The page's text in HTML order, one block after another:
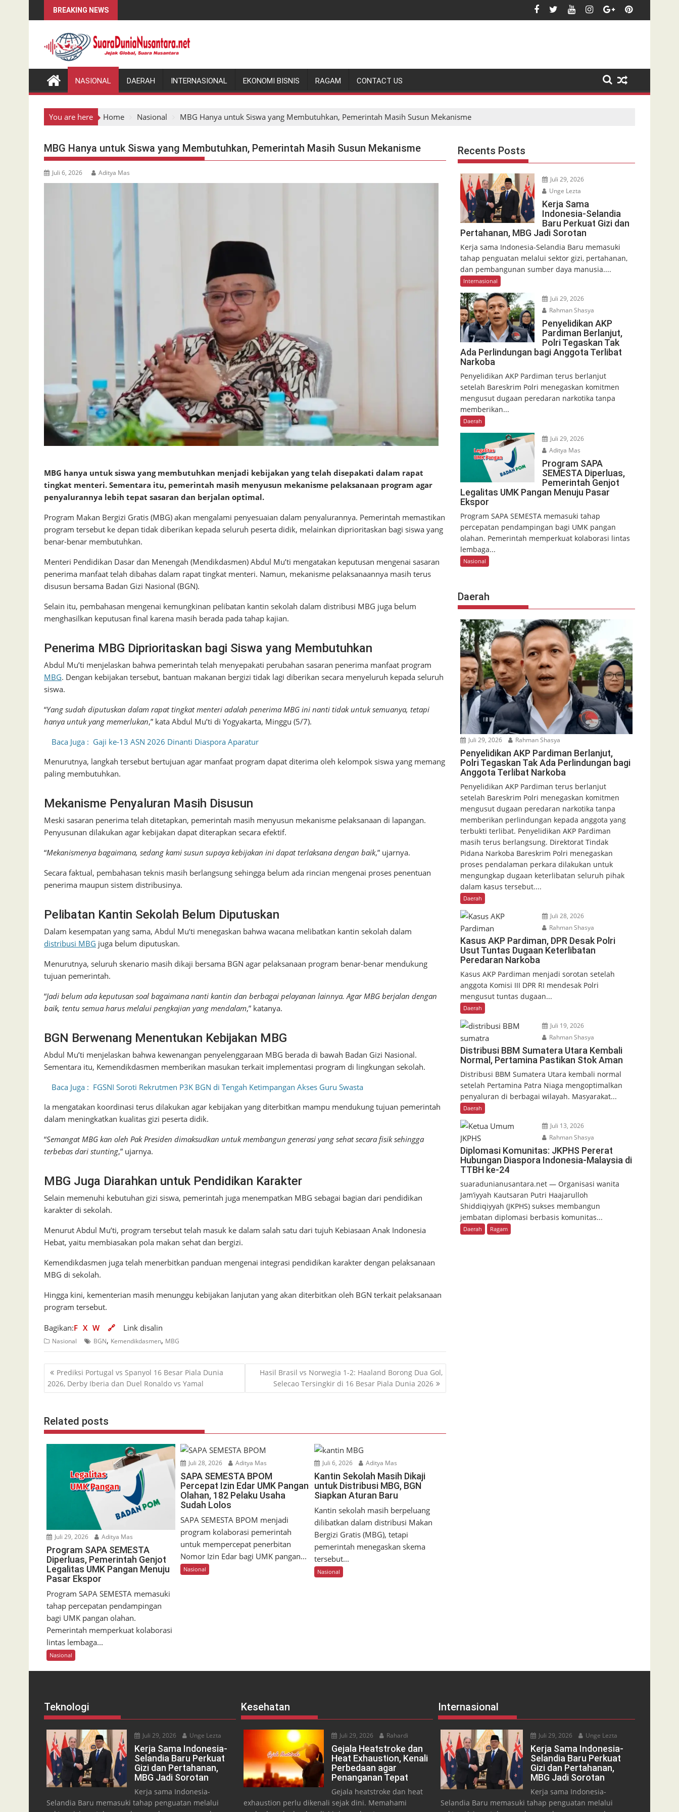
to
BREAKING NEWS
NASIONAL DAERAH INTERNASIONAL EKONOMI BISNIS RAGAM CONTACT US
You are here Home Nasional MBG Hanya untuk Siswa yang Membutuhkan, Pemerintah Masih Susun Mekanisme
MBG Hanya untuk Siswa yang Membutuhkan, Pemerintah Masih Susun Mekanisme
Juli 6, 2026 Aditya Mas
MBG hanya untuk siswa yang membutuhkan menjadi kebijakan yang telah disepakati dalam rapat
tingkat menteri. Sementara itu, pemerintah masih menyusun mekanisme pelaksanaan program agar
penyalurannya lebih tepat sasaran dan berjalan optimal.
Program Makan Bergizi Gratis (MBG) akan mengalami penyesuaian dalam penyalurannya. Pemerintah memastikan
program tersebut ke depan tidak diberikan kepada seluruh peserta didik, melainkan diprioritaskan bagi siswa yang
benar-benar membutuhkan.
Menteri Pendidikan Dasar dan Menengah (Mendikdasmen) Abdul Mu’ti mengatakan keputusan mengenai sasaran
penerima manfaat telah dibahas dalam rapat tingkat menteri. Namun, mekanisme pelaksanaannya masih terus
disusun bersama Badan Gizi Nasional (BGN).
Selain itu, pembahasan mengenai kemungkinan pelibatan kantin sekolah dalam distribusi MBG juga belum
menghasilkan keputusan final karena masih berada pada tahap kajian.
Penerima MBG Diprioritaskan bagi Siswa yang Membutuhkan
Abdul Mu’ti menjelaskan bahwa pemerintah telah menyepakati perubahan sasaran penerima manfaat program
MBG. Dengan kebijakan tersebut, bantuan makanan bergizi tidak lagi diberikan secara menyeluruh kepada seluruh
siswa.
“Yang sudah diputuskan dalam rapat tingkat menteri adalah penerima MBG ini nanti tidak untuk semuanya, tetapi
hanya untuk yang memerlukan,” kata Abdul Mu’ti di Yogyakarta, Minggu (5/7).
Baca Juga : Gaji ke-13 ASN 2026 Dinanti Diaspora Aparatur
Menurutnya, langkah tersebut bertujuan agar manfaat program dapat diterima oleh kelompok siswa yang memang
paling membutuhkan.
Mekanisme Penyaluran Masih Disusun
Meski sasaran penerima telah ditetapkan, pemerintah masih menyusun mekanisme pelaksanaan di lapangan.
Penyusunan dilakukan agar kebijakan dapat diterapkan secara efektif.
“Mekanismenya bagaimana, sedang kami susun supaya kebijakan ini dapat terlaksana dengan baik,” ujarnya.
Secara faktual, pembahasan teknis masih berlangsung sehingga belum ada rincian mengenai proses penentuan
penerima maupun sistem distribusinya.
Pelibatan Kantin Sekolah Belum Diputuskan
Dalam kesempatan yang sama, Abdul Mu’ti menegaskan bahwa wacana melibatkan kantin sekolah dalam
distribusi MBG juga belum diputuskan.
Menurutnya, seluruh skenario masih dikaji bersama BGN agar pelaksanaan program benar-benar mendukung
tujuan pemerintah.
“Jadi belum ada keputusan soal bagaimana nanti kantin dan berbagai pelayanan lainnya. Agar MBG berjalan dengan
baik, tentu semua harus melalui pengkajian yang mendalam,” katanya.
BGN Berwenang Menentukan Kebijakan MBG
Abdul Mu’ti menjelaskan bahwa kewenangan penyelenggaraan MBG berada di bawah Badan Gizi Nasional.
Sementara itu, Kemendikdasmen memberikan masukan terkait implementasi program di lingkungan sekolah.
Baca Juga : FGSNI Soroti Rekrutmen P3K BGN di Tengah Ketimpangan Akses Guru Swasta
Ia mengatakan koordinasi terus dilakukan agar kebijakan yang diterbitkan mampu mendukung tujuan pemerintah
dalam meningkatkan kualitas gizi peserta didik.
“Semangat MBG kan oleh Pak Presiden dimaksudkan untuk membangun generasi yang sehat secara fisik sehingga
terbebas dari stunting,” ujarnya.
MBG Juga Diarahkan untuk Pendidikan Karakter
Selain memenuhi kebutuhan gizi siswa, pemerintah juga menempatkan MBG sebagai bagian dari pendidikan
karakter di sekolah.
Menurut Abdul Mu’ti, program tersebut telah masuk ke dalam salah satu dari tujuh Kebiasaan Anak Indonesia
Hebat, yaitu membiasakan pola makan sehat dan bergizi.
Kemendikdasmen juga telah menerbitkan panduan mengenai integrasi pendidikan karakter dengan pelaksanaan
MBG di sekolah.
Hingga kini, kementerian masih menunggu kebijakan lanjutan yang akan diterbitkan oleh BGN terkait pelaksanaan
program tersebut.
Bagikan:F X W 🔗 Link disalin
Nasional BGN, Kemendikdasmen, MBG
Navigasi
pos
Prediksi Portugal vs Spanyol 16 Besar Piala Dunia
2026, Derby Iberia dan Duel Ronaldo vs Yamal
Hasil Brasil vs Norwegia 1-2: Haaland Borong Dua Gol,
Selecao Tersingkir di 16 Besar Piala Dunia 2026
Related posts
Juli 29, 2026 Aditya Mas
Program SAPA SEMESTA
Diperluas, Pemerintah Genjot
Legalitas UMK Pangan Menuju
Pasar Ekspor
Program SAPA SEMESTA memasuki
tahap percepatan pendampingan
bagi UMK pangan olahan.
Pemerintah memperkuat kolaborasi
lintas lembaga...
Nasional
Juli 28, 2026 Aditya Mas
SAPA SEMESTA BPOM
Percepat Izin Edar UMK Pangan
Olahan, 182 Pelaku Usaha
Sudah Lolos
SAPA SEMESTA BPOM menjadi
program kolaborasi pemerintah
untuk mempercepat penerbitan
Nomor Izin Edar bagi UMK pangan...
Nasional
Juli 6, 2026 Aditya Mas
Kantin Sekolah Masih Dikaji
untuk Distribusi MBG, BGN
Siapkan Aturan Baru
Kantin sekolah masih berpeluang
dilibatkan dalam distribusi Makan
Bergizi Gratis (MBG), tetapi
pemerintah menegaskan skema
tersebut...
Nasional
Recents Posts
Juli 29, 2026
Unge Lezta
Kerja Sama
Indonesia-Selandia
Baru Perkuat Gizi dan
Pertahanan, MBG Jadi Sorotan
Kerja sama Indonesia-Selandia Baru memasuki
tahap penguatan melalui sektor gizi, pertahanan,
dan pembangunan sumber daya manusia....
Internasional
Juli 29, 2026
Rahman Shasya
Penyelidikan AKP
Pardiman Berlanjut,
Polri Tegaskan Tak
Ada Perlindungan bagi Anggota Terlibat
Narkoba
Penyelidikan AKP Pardiman terus berlanjut
setelah Bareskrim Polri menegaskan komitmen
mengusut dugaan peredaran narkotika tanpa
memberikan...
Daerah
Juli 29, 2026
Aditya Mas
Program SAPA
SEMESTA Diperluas,
Pemerintah Genjot
Legalitas UMK Pangan Menuju Pasar
Ekspor
Program SAPA SEMESTA memasuki tahap
percepatan pendampingan bagi UMK pangan
olahan. Pemerintah memperkuat kolaborasi lintas
lembaga...
Nasional
Daerah
Juli 29, 2026 Rahman Shasya
Penyelidikan AKP Pardiman Berlanjut,
Polri Tegaskan Tak Ada Perlindungan bagi
Anggota Terlibat Narkoba
Penyelidikan AKP Pardiman terus berlanjut
setelah Bareskrim Polri menegaskan komitmen
mengusut dugaan peredaran narkotika tanpa
memberikan perlindungan kepada anggota yang
terbukti terlibat. Penyelidikan AKP Pardiman
masih terus berlangsung. Direktorat Tindak
Pidana Narkoba Bareskrim Polri menegaskan
proses pendalaman perkara dilakukan untuk
mengungkap dugaan keterlibatan seluruh pihak
dalam kasus tersebut....
Daerah
Juli 28, 2026
Rahman Shasya
Kasus AKP Pardiman, DPR Desak Polri
Usut Tuntas Dugaan Keterlibatan
Peredaran Narkoba
Kasus AKP Pardiman menjadi sorotan setelah
anggota Komisi III DPR RI mendesak Polri
mengusut tuntas dugaan...
Daerah
Juli 19, 2026
Rahman Shasya
Distribusi BBM Sumatera Utara Kembali
Normal, Pertamina Pastikan Stok Aman
Distribusi BBM Sumatera Utara kembali normal
setelah Pertamina Patra Niaga mengoptimalkan
penyaluran di berbagai wilayah. Masyarakat...
Daerah
Juli 13, 2026
Rahman Shasya
Diplomasi Komunitas: JKPHS Pererat
Hubungan Diaspora Indonesia-Malaysia di
TTBH ke-24
suaradunianusantara.net — Organisasi wanita
Jam’iyyah Kautsaran Putri Haajarulloh
Shiddiqiyyah (JKPHS) sukses membangun
jembatan diplomasi berbasis komunitas...
Daerah Ragam
Teknologi
Juli 29, 2026 Unge Lezta
Kerja Sama Indonesia-
Selandia Baru Perkuat
Gizi dan Pertahanan,
MBG Jadi Sorotan
Kerja sama Indonesia-
Selandia Baru memasuki tahap penguatan melalui
Kesehatan
Juli 29, 2026 Rahardi
Gejala Heatstroke dan
Heat Exhaustion, Kenali
Perbedaan agar
Penanganan Tepat
Gejala heatstroke dan heat
exhaustion perlu dikenali sejak dini. Memahami
Internasional
Juli 29, 2026 Unge Lezta
Kerja Sama Indonesia-
Selandia Baru Perkuat
Gizi dan Pertahanan,
MBG Jadi Sorotan
Kerja sama Indonesia-
Selandia Baru memasuki tahap penguatan melalui